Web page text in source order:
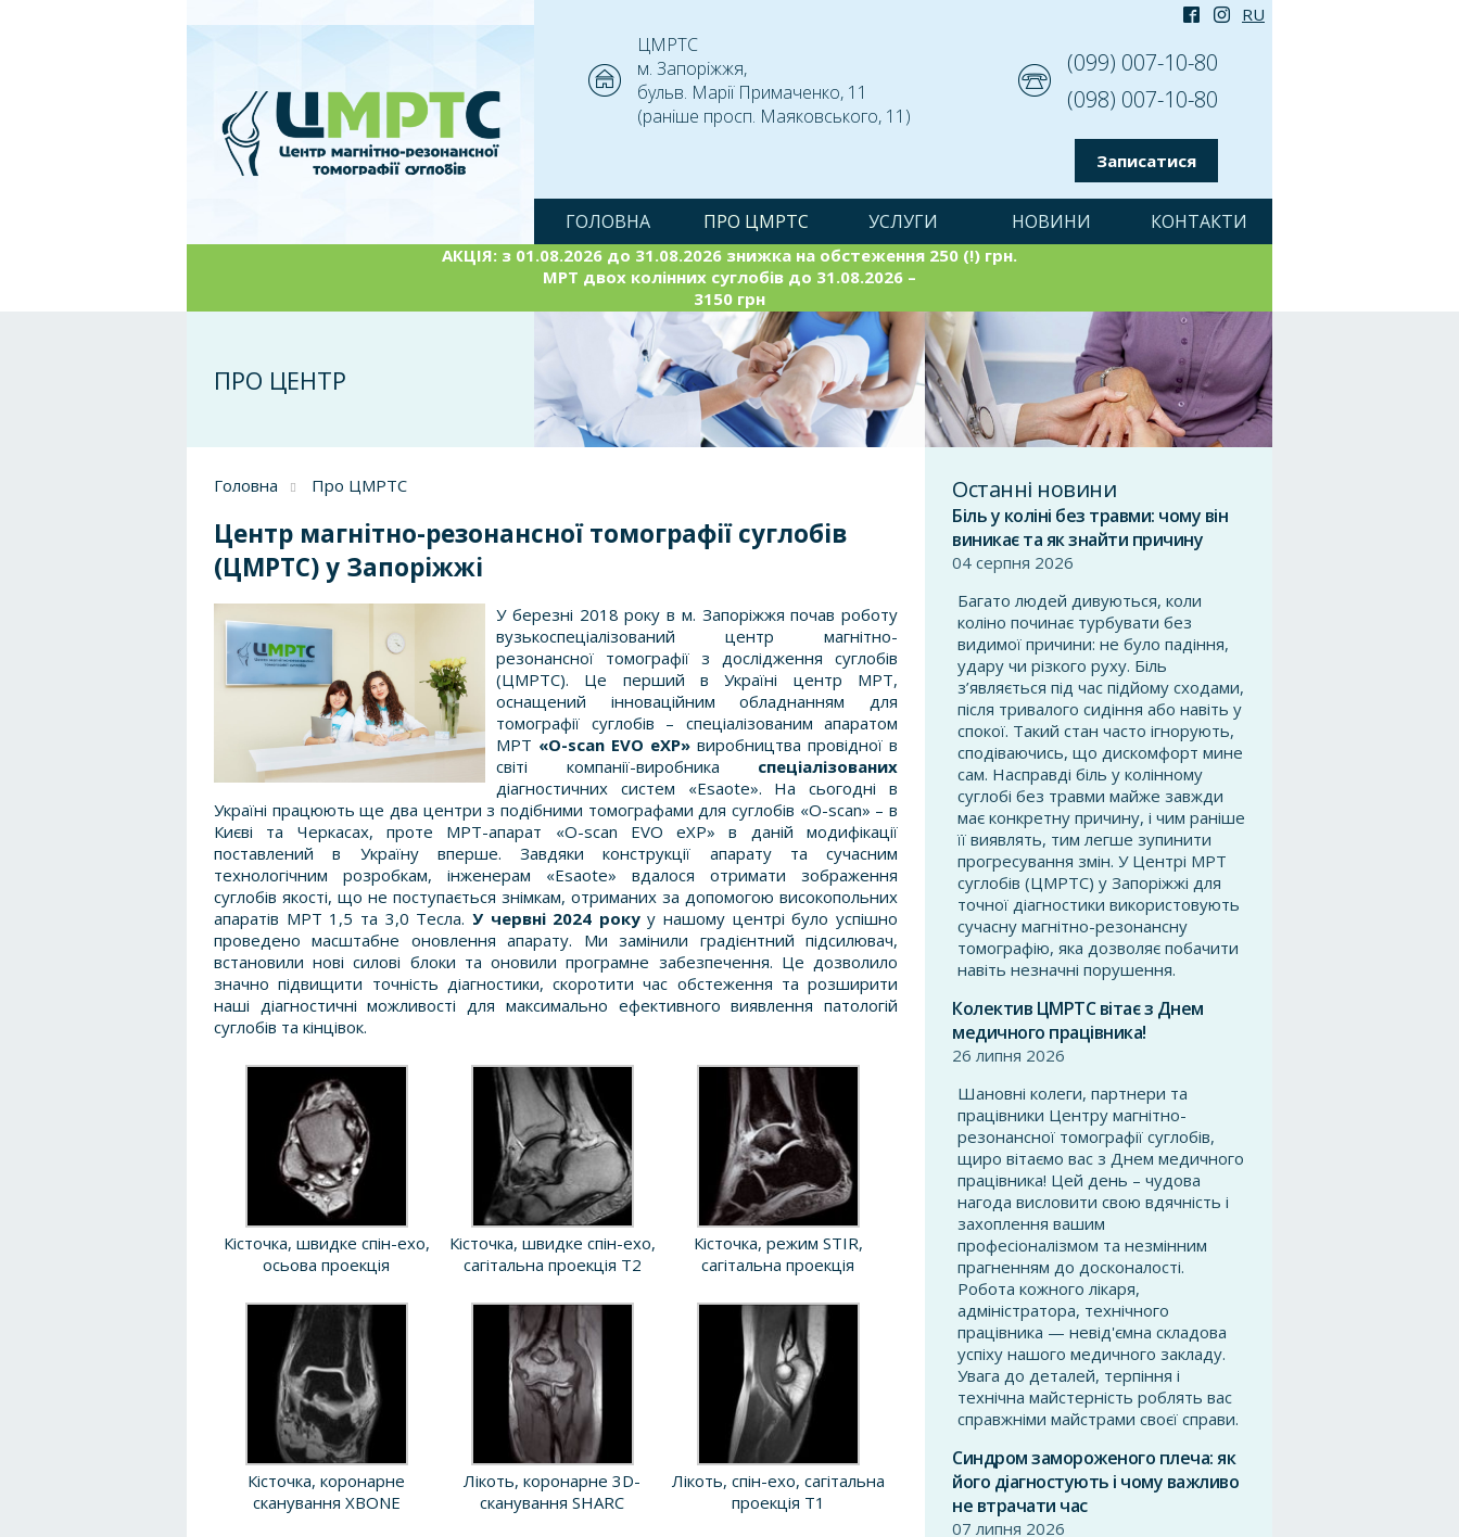
ЦМРТС
м. Запоріжжя,
бульв. Марії Примаченко, 11
(раніше просп. Маяковського, 11)
(099) 007-10-80
(098) 007-10-80
Записатися
ГОЛОВНА ПРО ЦМРТС УСЛУГИ НОВИНИ КОНТАКТИ
АКЦІЯ: з 01.08.2026 до 31.08.2026 знижка на обстеження 250 (!) грн.
МРТ двох колінних суглобів до 31.08.2026 –
3150 грн
ПРО ЦЕНТР
Головна Про ЦМРТС
Центр магнітно-резонансної томографії суглобів
(ЦМРТС) у Запоріжжі
У березні 2018 року в м. Запоріжжя почав роботу
вузькоспеціалізований центр магнітно-
резонансної томографії з дослідження суглобів
(ЦМРТС). Це перший в Україні центр МРТ,
оснащений інноваційним обладнанням для
томографії суглобів – спеціалізованим апаратом
МРТ «O-scan EVO eXP» виробництва провідної в
світі компанії-виробника спеціалізованих
діагностичних систем «Esaote». На сьогодні в
Україні працюють ще два центри з подібними томографами для суглобів «O-scan» – в
Києві та Черкасах, проте МРТ-апарат «O-scan EVO eXP» в даній модифікації
поставлений в Україну вперше. Завдяки конструкції апарату та сучасним
технологічним розробкам, інженерам «Esaote» вдалося отримати зображення
суглобів якості, що не поступається знімкам, отриманих за допомогою високопольних
апаратів МРТ 1,5 та 3,0 Тесла. У червні 2024 рокуу нашому центрі було успішно
проведено масштабне оновлення апарату. Ми замінили градієнтний підсилювач,
встановили нові силові блоки та оновили програмне забезпечення. Це дозволило
значно підвищити точність діагностики, скоротити час обстеження та розширити
наші діагностичні можливості для максимально ефективного виявлення патологій
суглобів та кінцівок.
Кісточка, швидке спін-ехо,
осьова проекція
Кісточка, швидке спін-ехо,
сагітальна проекція T2
Кісточка, режим STIR,
сагітальна проекція
Кісточка, коронарне
сканування XBONE
Лікоть, коронарне 3D-
сканування SHARC
Лікоть, спін-ехо, сагітальна
проекція T1
Останні новини
Біль у коліні без травми: чому він
виникає та як знайти причину
04 серпня 2026
Багато людей дивуються, коли
коліно починає турбувати без
видимої причини: не було падіння,
удару чи різкого руху. Біль
з’являється під час підйому сходами,
після тривалого сидіння або навіть у
спокої. Такий стан часто ігнорують,
сподіваючись, що дискомфорт мине
сам. Насправді біль у колінному
суглобі без травми майже завжди
має конкретну причину, і чим раніше
її виявлять, тим легше зупинити
прогресування змін. У Центрі МРТ
суглобів (ЦМРТС) у Запоріжжі для
точної діагностики використовують
сучасну магнітно-резонансну
томографію, яка дозволяє побачити
навіть незначні порушення.
Колектив ЦМРТС вітає з Днем
медичного працівника!
26 липня 2026
Шановні колеги, партнери та
працівники Центру магнітно-
резонансної томографії суглобів,
щиро вітаємо вас з Днем медичного
працівника! Цей день – чудова
нагода висловити свою вдячність і
захоплення вашим
професіоналізмом та незмінним
прагненням до досконалості.
Робота кожного лікаря,
адміністратора, технічного
працівника — невід'ємна складова
успіху нашого медичного закладу.
Увага до деталей, терпіння і
технічна майстерність роблять вас
справжніми майстрами своєї справи.
Синдром замороженого плеча: як
його діагностують і чому важливо
не втрачати час
07 липня 2026